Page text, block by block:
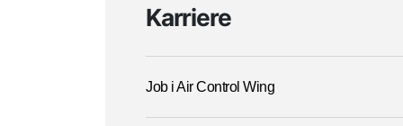
Karriere
Job i Air Control Wing